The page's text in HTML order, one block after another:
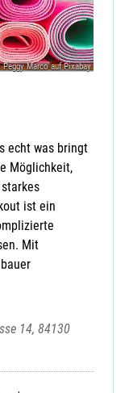
Marco auf Pixabay
echt was bringt
Möglichkeit,
ist ein
Mit
14, 84130